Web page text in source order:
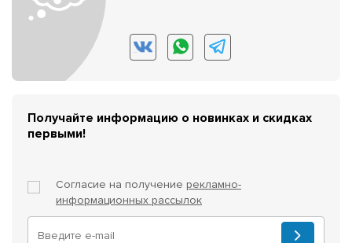
Получайте информацию о новинках и скидках
первыми!
Согласие на получение рекламно-
информационных рассылок